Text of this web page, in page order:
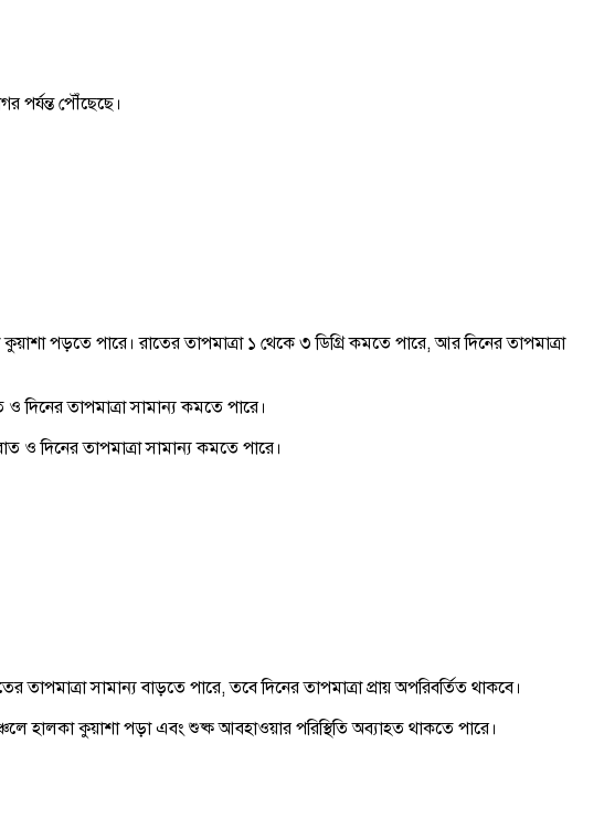
পর্যন্ত পৌঁছেছে।
পড়তে পারে। রাতের তাপমাত্রা ১ থেকে ৩ ডিগ্রি কমতে পারে, আর দিনের তাপমাত্রা
দিনের তাপমাত্রা সামান্য কমতে পারে।
ও দিনের তাপমাত্রা সামান্য কমতে পারে।
সামান্য বাড়তে পারে, তবে দিনের তাপমাত্রা প্রায় অপরিবর্তিত থাকবে।
হালকা কুয়াশা পড়া এবং শুষ্ক আবহাওয়ার পরিস্থিতি অব্যাহত থাকতে পারে।